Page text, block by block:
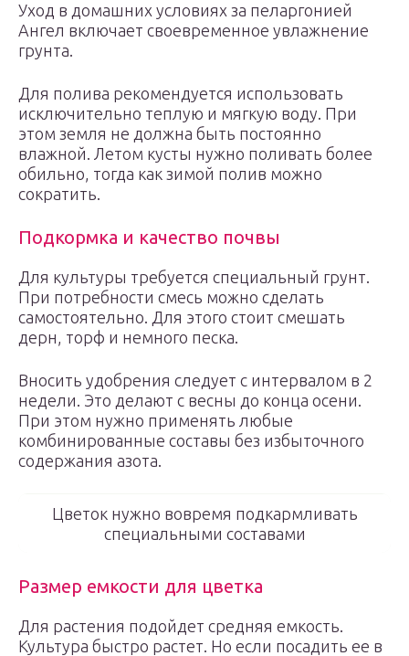
Уход в домашних условиях за пеларгонией
Ангел включает своевременное увлажнение
грунта.
Для полива рекомендуется использовать
исключительно теплую и мягкую воду. При
этом земля не должна быть постоянно
влажной. Летом кусты нужно поливать более
обильно, тогда как зимой полив можно
сократить.
Подкормка и качество почвы
Для культуры требуется специальный грунт.
При потребности смесь можно сделать
самостоятельно. Для этого стоит смешать
дерн, торф и немного песка.
Вносить удобрения следует с интервалом в 2
недели. Это делают с весны до конца осени.
При этом нужно применять любые
комбинированные составы без избыточного
содержания азота.
Цветок нужно вовремя подкармливать
специальными составами
Размер емкости для цветка
Для растения подойдет средняя емкость.
Культура быстро растет. Но если посадить ее в